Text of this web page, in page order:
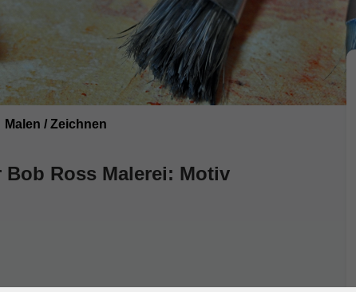
Malen / Zeichnen
Ross Malerei: Motiv